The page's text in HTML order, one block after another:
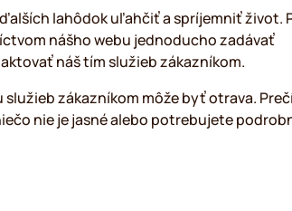
lahôdok uľahčiť a spríjemniť život.
nášho webu jednoducho zadávať
náš tím služieb zákazníkom.
zákazníkom môže byť otrava.
nie je jasné alebo potrebujete